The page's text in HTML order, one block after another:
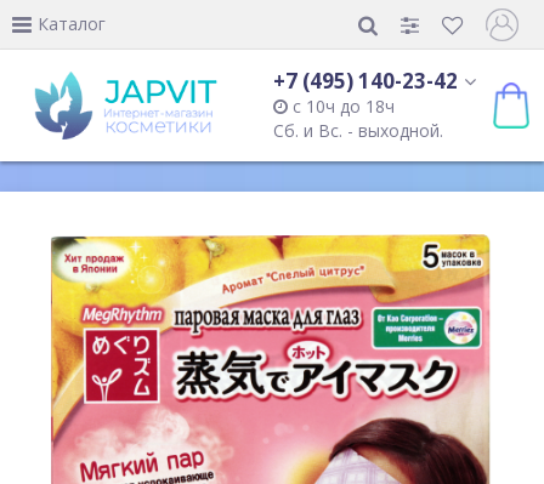
Каталог
+7 (495) 140-23-42
с 10ч до 18ч
Сб. и Вс. - выходной.